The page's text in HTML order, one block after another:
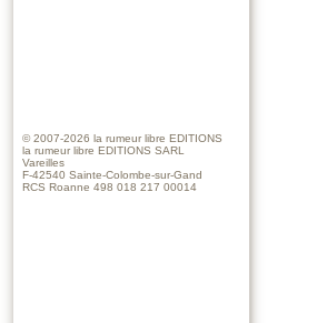
© 2007-2026 la rumeur libre EDITIONS
la rumeur libre EDITIONS SARL
Vareilles
F-42540 Sainte-Colombe-sur-Gand
RCS Roanne 498 018 217 00014